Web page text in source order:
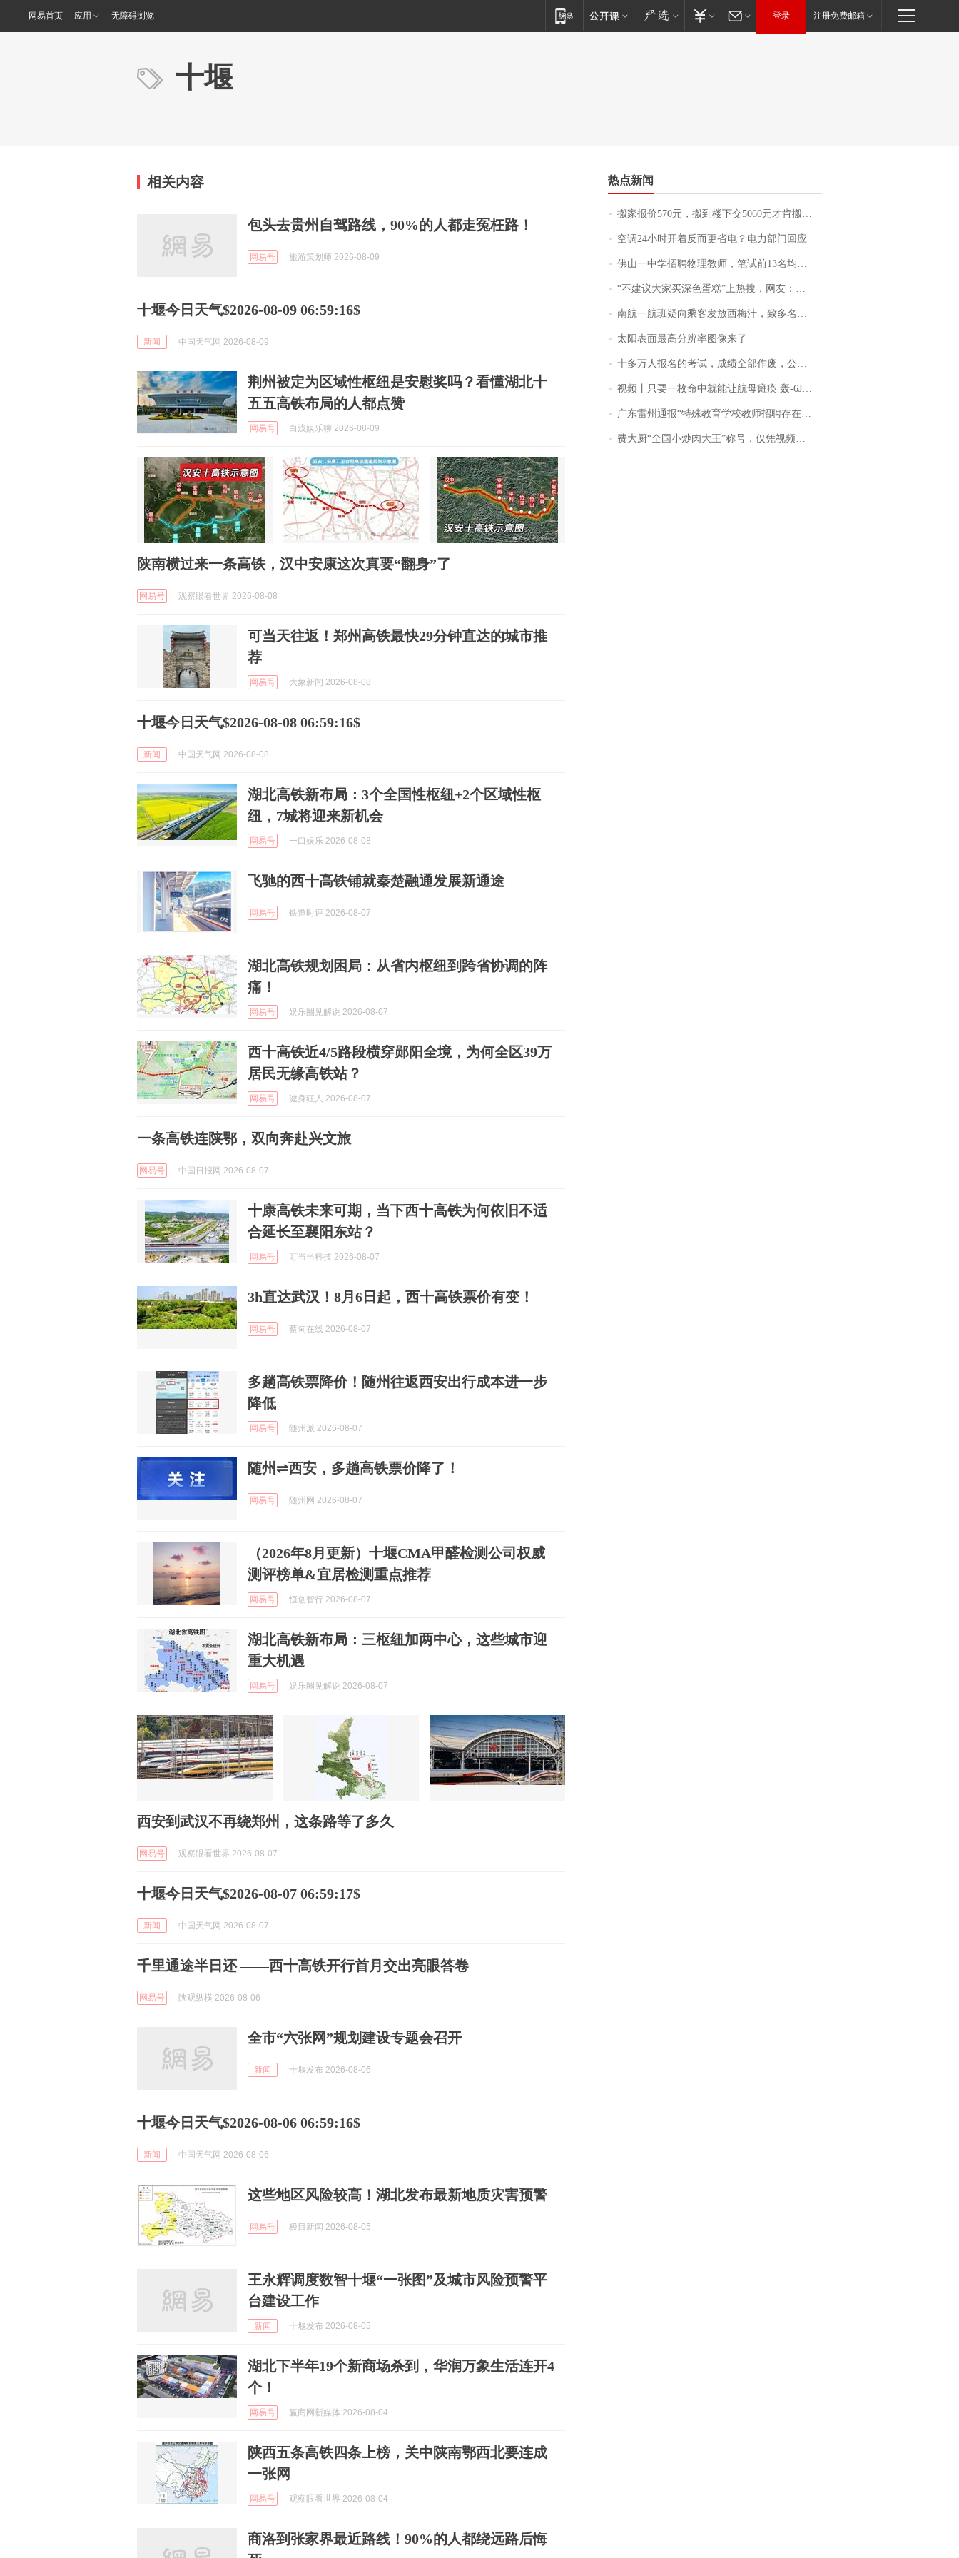
网易首页 应用 无障碍浏览 登录 注册免费邮箱
十堰
相关内容
包头去贵州自驾路线，90%的人都走冤枉路！
网易号 旅游策划师 2026-08-09
十堰今日天气$2026-08-09 06:59:16$
新闻 中国天气网 2026-08-09
荆州被定为区域性枢纽是安慰奖吗？看懂湖北十
五五高铁布局的人都点赞
网易号 白浅娱乐聊 2026-08-09
陕南横过来一条高铁，汉中安康这次真要“翻身”了
网易号 观察眼看世界 2026-08-08
可当天往返！郑州高铁最快29分钟直达的城市推
荐
网易号 大象新闻 2026-08-08
十堰今日天气$2026-08-08 06:59:16$
新闻 中国天气网 2026-08-08
湖北高铁新布局：3个全国性枢纽+2个区域性枢
纽，7城将迎来新机会
网易号 一口娱乐 2026-08-08
飞驰的西十高铁铺就秦楚融通发展新通途
网易号 铁道时评 2026-08-07
湖北高铁规划困局：从省内枢纽到跨省协调的阵
痛！
网易号 娱乐圈见解说 2026-08-07
西十高铁近4/5路段横穿郧阳全境，为何全区39万
居民无缘高铁站？
网易号 健身狂人 2026-08-07
一条高铁连陕鄂，双向奔赴兴文旅
网易号 中国日报网 2026-08-07
十康高铁未来可期，当下西十高铁为何依旧不适
合延长至襄阳东站？
网易号 叮当当科技 2026-08-07
3h直达武汉！8月6日起，西十高铁票价有变！
网易号 蔡甸在线 2026-08-07
多趟高铁票降价！随州往返西安出行成本进一步
降低
网易号 随州派 2026-08-07
随州⇌西安，多趟高铁票价降了！
网易号 随州网 2026-08-07
（2026年8月更新）十堰CMA甲醛检测公司权威
测评榜单&宜居检测重点推荐
网易号 恒创智行 2026-08-07
湖北高铁新布局：三枢纽加两中心，这些城市迎
重大机遇
网易号 娱乐圈见解说 2026-08-07
西安到武汉不再绕郑州，这条路等了多久
网易号 观察眼看世界 2026-08-07
十堰今日天气$2026-08-07 06:59:17$
新闻 中国天气网 2026-08-07
千里通途半日还 ——西十高铁开行首月交出亮眼答卷
网易号 陕观纵横 2026-08-06
全市“六张网”规划建设专题会召开
新闻 十堰发布 2026-08-06
十堰今日天气$2026-08-06 06:59:16$
新闻 中国天气网 2026-08-06
这些地区风险较高！湖北发布最新地质灾害预警
网易号 极目新闻 2026-08-05
王永辉调度数智十堰“一张图”及城市风险预警平
台建设工作
新闻 十堰发布 2026-08-05
湖北下半年19个新商场杀到，华润万象生活连开4
个！
网易号 赢商网新媒体 2026-08-04
陕西五条高铁四条上榜，关中陕南鄂西北要连成
一张网
网易号 观察眼看世界 2026-08-04
商洛到张家界最近路线！90%的人都绕远路后悔
热点新闻
搬家报价570元，搬到楼下交5060元才肯搬上楼！女子傻眼了……
空调24小时开着反而更省电？电力部门回应
佛山一中学招聘物理教师，笔试前13名均遭淘汰？教育局：已叫停招聘，成立调查组全面核查
“不建议大家买深色蛋糕”上热搜，网友：天塌了！
南航一航班疑向乘客发放西梅汁，致多名乘客在飞行途中排队上厕所！乘客：机上100多人只有2个厕所；客服回应：并非每架飞机都会发放西梅汁
太阳表面最高分辨率图像来了
十多万人报名的考试，成绩全部作废，公平么？
视频丨只要一枚命中就能让航母瘫痪 轰-6J实力有多强？
广东雷州通报“特殊教育学校教师招聘存在违规行为”：已启动问责程序 副校长被停职
费大厨“全国小炒肉大王”称号，仅凭视频评出？中国烹饪协会回应